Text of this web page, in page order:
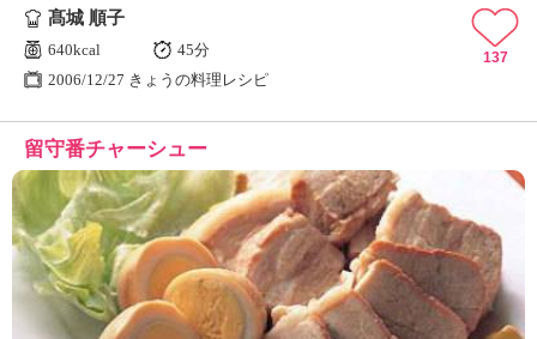
髙城 順子
640kcal
45分
2006/12/27 きょうの料理レシピ
137
留守番チャーシュー